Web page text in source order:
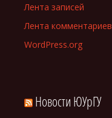
Лента записей
Лента комментариев
WordPress.org
Новости ЮУрГУ